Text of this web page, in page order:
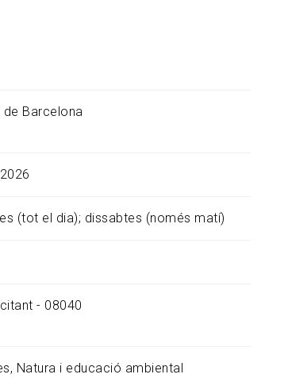
Barcelona
(tot el dia); dissabtes (només matí)
- 08040
Natura i educació ambiental